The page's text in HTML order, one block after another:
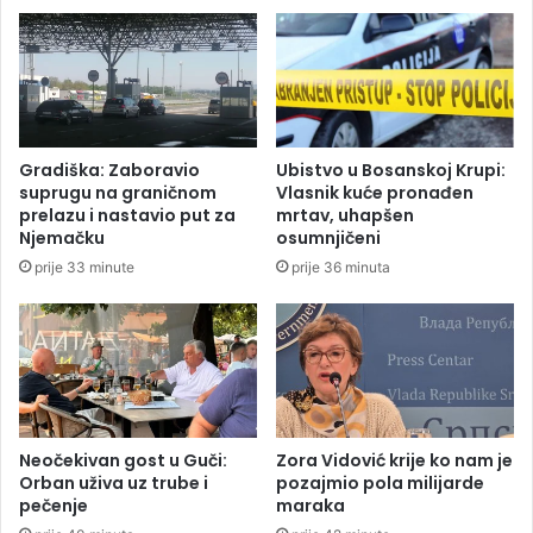
j
k
a
g
đ
u
a
m
v
a
d
r
i
u
o
b
j
e
k
a
t
Gradiška: Zaboravio
suprugu na graničnom
prelazu i nastavio put za
Njemačku
prije 33 minute
Ubistvo u Bosanskoj Krupi:
Vlasnik kuće pronađen
mrtav, uhapšen
osumnjičeni
prije 36 minuta
Neočekivan gost u Guči:
Orban uživa uz trube i
pečenje
Zora Vidović krije ko nam je
pozajmio pola milijarde
maraka